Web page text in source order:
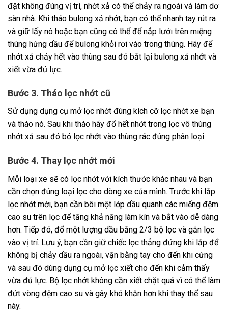
đặt không đúng vị trí, nhớt xả có thể chảy ra ngoài và làm dơ
sàn nhà. Khi tháo bulong xả nhớt, bạn có thể nhanh tay rút ra
và giữ lấy nó hoặc bạn cũng có thể để nắp lưới trên miệng
thùng hứng dầu để bulong khỏi rơi vào trong thùng. Hãy để
nhớt xả chảy hết vào thùng sau đó bắt lại bulong xả nhớt và
xiết vừa đủ lực.
Bước 3. Tháo lọc nhớt cũ
Sử dụng dụng cụ mở lọc nhớt đúng kích cỡ lọc nhớt xe bạn
và tháo nó. Sau khi tháo hãy đổ hết nhớt trong lọc vô thùng
nhớt xả sau đó bỏ lọc nhớt vào thùng rác đúng phân loại.
Bước 4. Thay lọc nhớt mới
Mỗi loại xe sẽ có lọc nhớt với kích thước khác nhau và bạn
cần chọn đúng loại lọc cho dòng xe của mình. Trước khi lắp
lọc nhớt mới, bạn cần bôi một lớp dầu quanh các miếng đệm
cao su trên lọc để tăng khả năng làm kín và bắt vào dễ dàng
hơn. Tiếp đó, đổ một lượng dầu bằng 2/3 bộ lọc và gắn lọc
vào vị trí. Lưu ý, bạn cần giữ chiếc lọc thẳng đứng khi lắp để
không bị chảy dầu ra ngoài, vặn bằng tay cho đến khi cứng
và sau đó dùng dụng cụ mở lọc xiết cho đến khi cảm thấy
vừa đủ lực. Bộ lọc nhớt không cần xiết chặt quá vì có thể làm
đứt vòng đệm cao su và gây khó khăn hơn khi thay thế sau
này.